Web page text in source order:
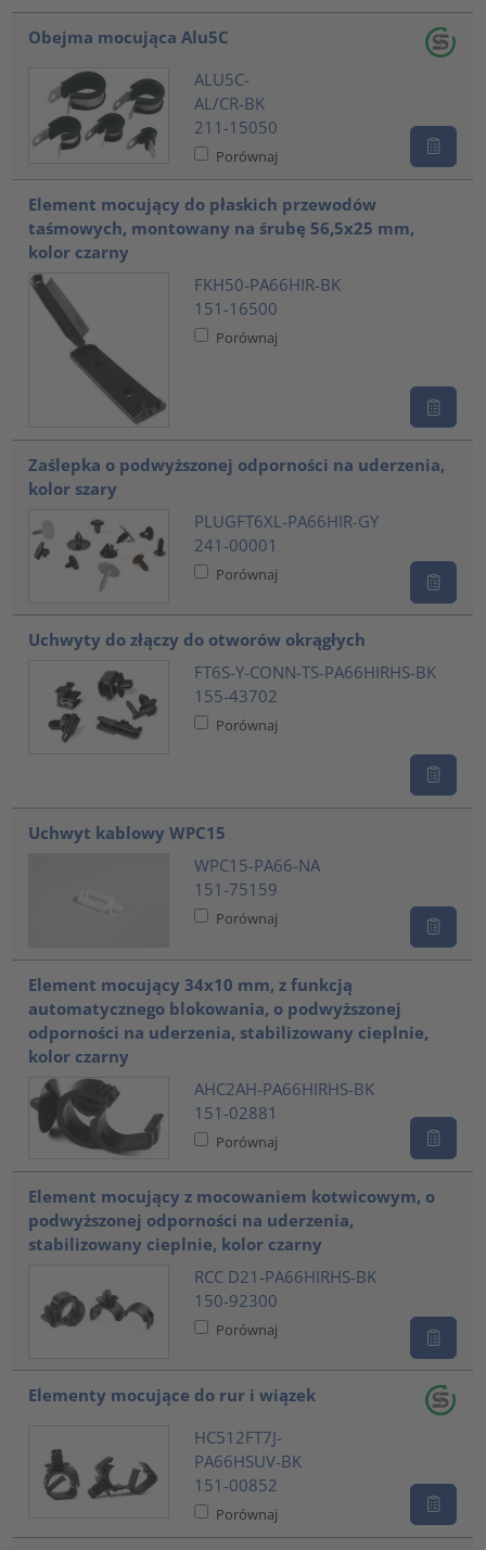
Obejma mocująca Alu5C
ALU5C-
AL/CR-BK
211-15050
Porównaj
Element mocujący do płaskich przewodów
taśmowych, montowany na śrubę 56,5x25 mm,
kolor czarny
FKH50-PA66HIR-BK
151-16500
Porównaj
Zaślepka o podwyższonej odporności na uderzenia,
kolor szary
PLUGFT6XL-PA66HIR-GY
241-00001
Porównaj
Uchwyty do złączy do otworów okrągłych
FT6S-Y-CONN-TS-PA66HIRHS-BK
155-43702
Porównaj
Uchwyt kablowy WPC15
WPC15-PA66-NA
151-75159
Porównaj
Element mocujący 34x10 mm, z funkcją
automatycznego blokowania, o podwyższonej
odporności na uderzenia, stabilizowany cieplnie,
kolor czarny
AHC2AH-PA66HIRHS-BK
151-02881
Porównaj
Element mocujący z mocowaniem kotwicowym, o
podwyższonej odporności na uderzenia,
stabilizowany cieplnie, kolor czarny
RCC D21-PA66HIRHS-BK
150-92300
Porównaj
Elementy mocujące do rur i wiązek
HC512FT7J-
PA66HSUV-BK
151-00852
Porównaj